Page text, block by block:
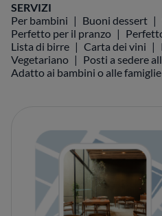
SERVIZI
Per bambini
Buoni dessert
Perfetto per il pranzo
Lista di birre
Carta dei vini
Vegetariano
Posti a sedere
Adatto ai bambini o alle famiglie